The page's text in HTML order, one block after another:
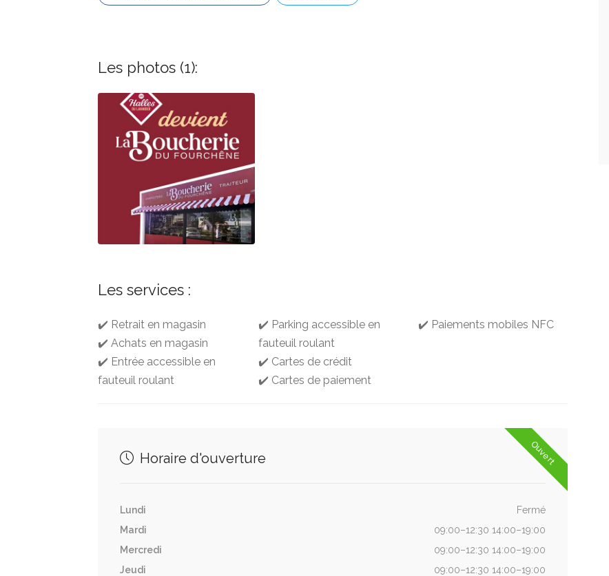
Les photos (1):
Les services :
✔️ Retrait en magasin
✔️ Achats en magasin
✔️ Entrée accessible en
fauteuil roulant
✔️ Parking accessible en
fauteuil roulant
✔️ Cartes de crédit
✔️ Cartes de paiement
✔️ Paiements mobiles NFC
Ouvert
Horaire d'ouverture
Lundi
Fermé
Mardi
09:00–12:30 14:00–19:00
Mercredi
09:00–12:30 14:00–19:00
Jeudi
09:00–12:30 14:00–19:00